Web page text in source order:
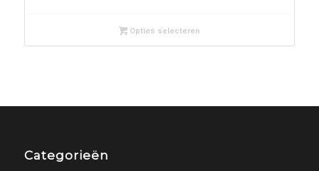
Opties selecteren
Categorieën